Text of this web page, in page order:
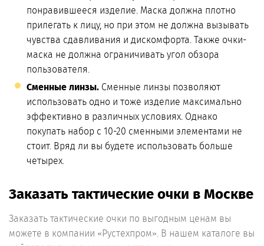
понравившееся изделие. Маска должна плотно
прилегать к лицу, но при этом не должна вызывать
чувства сдавливания и дискомфорта. Также очки-
маска не должна ограничивать угол обзора
пользователя.
Сменные линзы. Сменные линзы позволяют
использовать одно и тоже изделие максимально
эффективно в различных условиях. Однако
покупать набор с 10-20 сменными элементами не
стоит. Вряд ли вы будете использовать больше
четырех.
Заказать тактические очки в Москве
Заказать тактические очки по выгодным ценам вы
можете в компании «Рустехпром». В нашем каталоге вы